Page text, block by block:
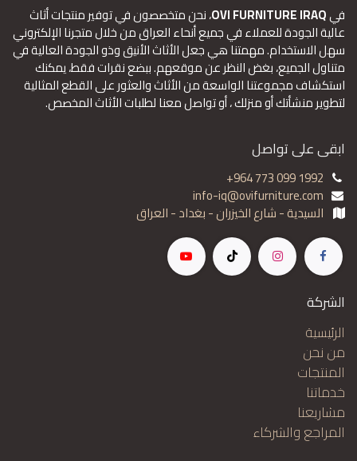
فيOVI FURNITURE IRAQ، نحن متخصصون في توفير منتجات أثاث
عالية الجودة للعملاء في جميع أنحاء العراق من خلال متجرنا الإلكتروني
سهل الاستخدام. مهمتنا هي جعل الأثاث الأنيق وذو الجودة العالية في
متناول الجميع، بغض النظر عن موقعهم. ببضع نقرات فقط، يمكنك
استكشاف مجموعتنا الواسعة من الأثاث والعثور على القطع المثالية
لتطوير منشأتك أو منزلك ، أو تواصل معنا لطلبات الأثاث المخصص.
ابقى على تواصل
+964 773 099 1992
info-iq@ovifurniture.com
السيدية - شارع الخيزران - بغداد - العراق
الشركة
الرئيسية
من نحن
المنتجات
خدماتنا
مشاريعنا
المراجع والشركاء